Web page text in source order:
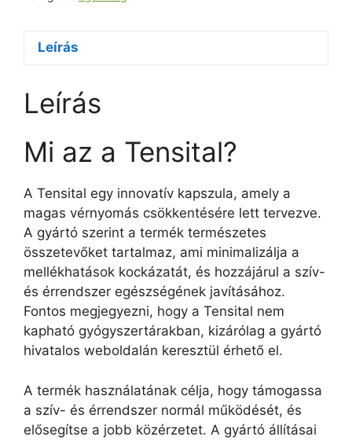
Leírás
Leírás
Mi az a Tensital?
A Tensital egy innovatív kapszula, amely a
magas vérnyomás csökkentésére lett tervezve.
A gyártó szerint a termék természetes
összetevőket tartalmaz, ami minimalizálja a
mellékhatások kockázatát, és hozzájárul a szív-
és érrendszer egészségének javításához.
Fontos megjegyezni, hogy a Tensital nem
kapható gyógyszertárakban, kizárólag a gyártó
hivatalos weboldalán keresztül érhető el.
A termék használatának célja, hogy támogassa
a szív- és érrendszer normál működését, és
elősegítse a jobb közérzetet. A gyártó állításai